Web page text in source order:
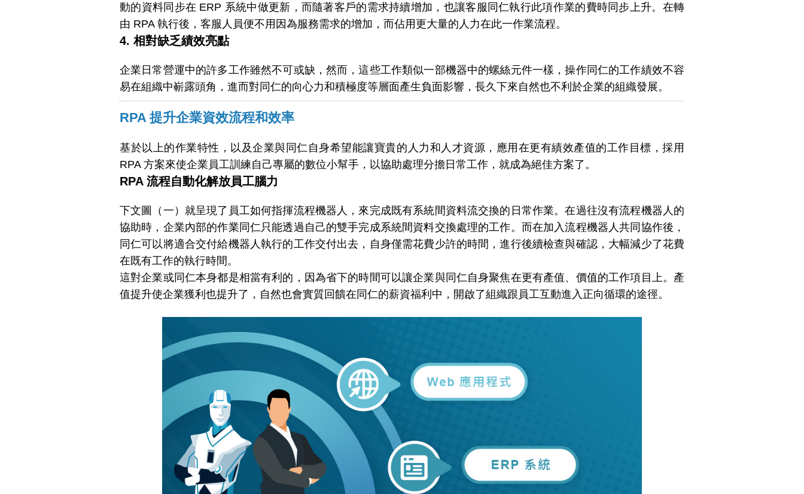
動的資料同步在 ERP 系統中做更新，而隨著客戶的需求持續增加，也讓客服同仁執行此項作業的費時同步上升。在轉
由 RPA 執行後，客服人員便不用因為服務需求的增加，而佔用更大量的人力在此一作業流程。
4. 相對缺乏績效亮點
企業日常營運中的許多工作雖然不可或缺，然而，這些工作類似一部機器中的螺絲元件一樣，操作同仁的工作績效不容
易在組織中嶄露頭角，進而對同仁的向心力和積極度等層面產生負面影響，長久下來自然也不利於企業的組織發展。
RPA 提升企業資效流程和效率
基於以上的作業特性，以及企業與同仁自身希望能讓寶貴的人力和人才資源，應用在更有績效產值的工作目標，採用
RPA 方案來使企業員工訓練自己專屬的數位小幫手，以協助處理分擔日常工作，就成為絕佳方案了。
RPA 流程自動化解放員工腦力
下文圖（一）就呈現了員工如何指揮流程機器人，來完成既有系統間資料流交換的日常作業。在過往沒有流程機器人的
協助時，企業內部的作業同仁只能透過自己的雙手完成系統間資料交換處理的工作。而在加入流程機器人共同協作後，
同仁可以將適合交付給機器人執行的工作交付出去，自身僅需花費少許的時間，進行後續檢查與確認，大幅減少了花費
在既有工作的執行時間。
這對企業或同仁本身都是相當有利的，因為省下的時間可以讓企業與同仁自身聚焦在更有產值、價值的工作項目上。產
值提升使企業獲利也提升了，自然也會實質回饋在同仁的薪資福利中，開啟了組織跟員工互動進入正向循環的途徑。